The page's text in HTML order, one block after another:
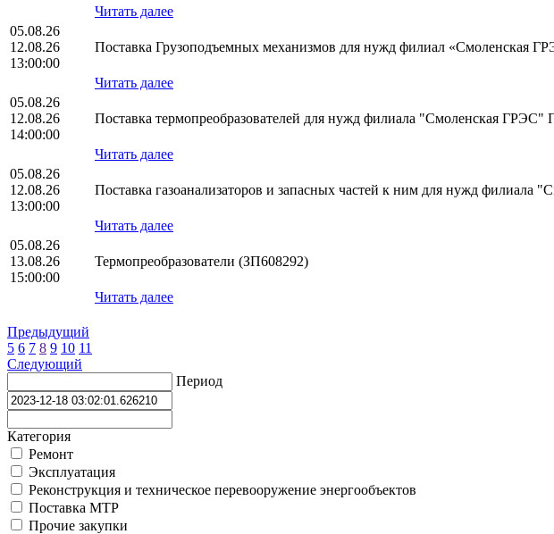
Читать далее
05.08.26
12.08.26
13:00:00
Поставка Грузоподъемных механизмов для нужд филиал «Смоленская
Читать далее
05.08.26
12.08.26
14:00:00
Поставка термопреобразователей для нужд филиала "Смоленская
Читать далее
05.08.26
12.08.26
13:00:00
Поставка газоанализаторов и запасных частей к ним для нужд
Читать далее
05.08.26
13.08.26
15:00:00
Термопреобразователи (ЗП608292)
Читать далее
Предыдущий
5 6 7 8 9 10 11
Следующий
Период
Категория
Ремонт
Эксплуатация
Реконструкция и техническое перевооружение энергообъектов
Поставка МТР
Прочие закупки